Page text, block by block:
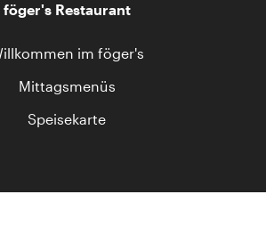
föger's Restaurant
im föger's
Mittagsmenüs
Speisekarte